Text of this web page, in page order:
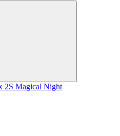
2S Magical Night